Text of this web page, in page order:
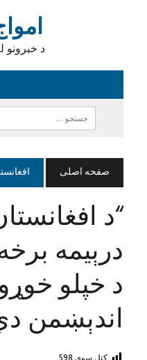
د
صفحه اصلی
“د
درېیمه
د خپلو
اندېښمن
کتل سوی 598